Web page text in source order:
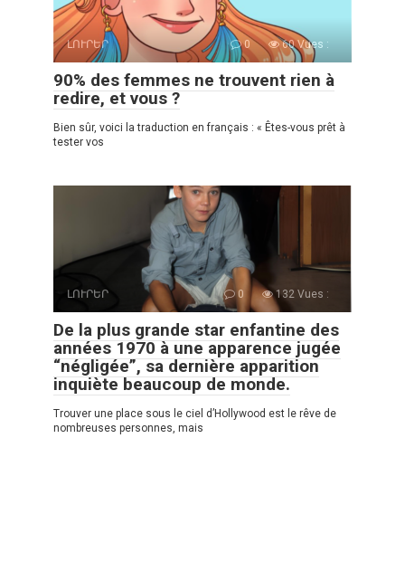
ԼՈՒՐԵՐ 0 60 Vues :
90% des femmes ne trouvent rien à
redire, et vous ?
Bien sûr, voici la traduction en français : « Êtes-vous prêt à
tester vos
ԼՈՒՐԵՐ 0 132 Vues :
De la plus grande star enfantine des
années 1970 à une apparence jugée
“négligée”, sa dernière apparition
inquiète beaucoup de monde.
Trouver une place sous le ciel d’Hollywood est le rêve de
nombreuses personnes, mais